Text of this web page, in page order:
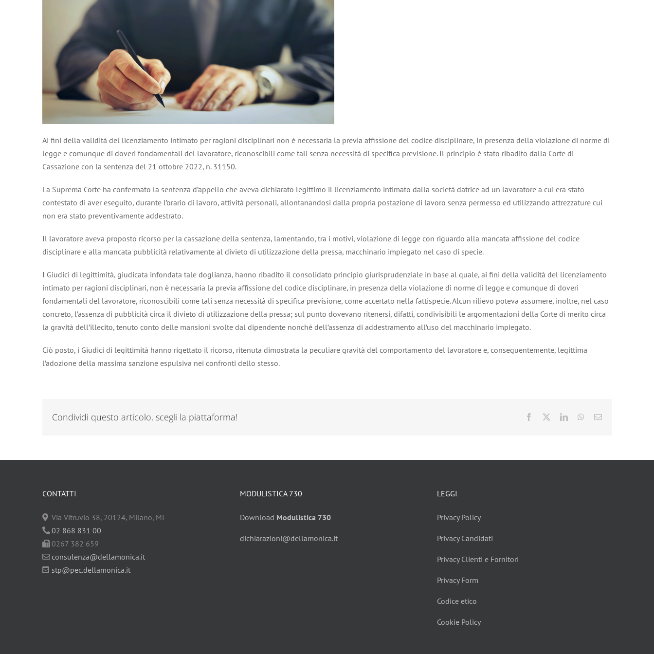
Ai fini della validità del licenziamento intimato per ragioni disciplinari non è necessaria la previa affissione del codice disciplinare, in presenza della violazione di norme di
legge e comunque di doveri fondamentali del lavoratore, riconoscibili come tali senza necessità di specifica previsione. Il principio è stato ribadito dalla Corte di
Cassazione con la sentenza del 21 ottobre 2022, n. 31150.
La Suprema Corte ha confermato la sentenza d’appello che aveva dichiarato legittimo il licenziamento intimato dalla società datrice ad un lavoratore a cui era stato
contestato di aver eseguito, durante l’orario di lavoro, attività personali, allontanandosi dalla propria postazione di lavoro senza permesso ed utilizzando attrezzature cui
non era stato preventivamente addestrato.
Il lavoratore aveva proposto ricorso per la cassazione della sentenza, lamentando, tra i motivi, violazione di legge con riguardo alla mancata affissione del codice
disciplinare e alla mancata pubblicità relativamente al divieto di utilizzazione della pressa, macchinario impiegato nel caso di specie.
I Giudici di legittimità, giudicata infondata tale doglianza, hanno ribadito il consolidato principio giurisprudenziale in base al quale, ai fini della validità del licenziamento
intimato per ragioni disciplinari, non è necessaria la previa affissione del codice disciplinare, in presenza della violazione di norme di legge e comunque di doveri
fondamentali del lavoratore, riconoscibili come tali senza necessità di specifica previsione, come accertato nella fattispecie. Alcun rilievo poteva assumere, inoltre, nel caso
concreto, l’assenza di pubblicità circa il divieto di utilizzazione della pressa; sul punto dovevano ritenersi, difatti, condivisibili le argomentazioni della Corte di merito circa
la gravità dell’illecito, tenuto conto delle mansioni svolte dal dipendente nonché dell’assenza di addestramento all’uso del macchinario impiegato.
Ciò posto, i Giudici di legittimità hanno rigettato il ricorso, ritenuta dimostrata la peculiare gravità del comportamento del lavoratore e, conseguentemente, legittima
l’adozione della massima sanzione espulsiva nei confronti dello stesso.
Condividi questo articolo, scegli la piattaforma! Facebook LinkedInWhatsApp
Email
CONTATTI
Via Vitruvio 38, 20124, Milano, MI
02 868 831 00
0267 382 659
consulenza@dellamonica.it
stp@pec.dellamonica.it
MODULISTICA 730
Download Modulistica 730
dichiarazioni@dellamonica.it
LEGGI
Privacy Policy
Privacy Candidati
Privacy Clienti e Fornitori
Privacy Form
Codice etico
Cookie Policy